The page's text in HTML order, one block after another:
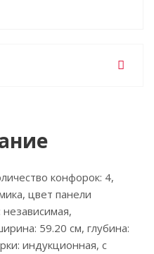
конфорок: 4,
цвет панели
59.20 см, глубина:
индукционная, с